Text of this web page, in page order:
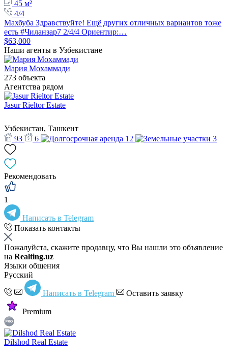
45 м²
4/4
Махбуба Здравствуйте! Ещё других отличных вариантов тоже
есть #Чиланзар7 2/4/4 Ориентир:…
$63,000
Наши агенты в Узбекистане
Мария Мохаммади
273 объекта
Агентства рядом
Jasur Rieltor Estate
Узбекистан, Ташкент
93
6 12 3
Рекомендовать
1
Написать в Telegram
Показать контакты
Пожалуйста, скажите продавцу, что Вы нашли это объявление
на Realting.uz
Языки общения
Русский
Написать в Telegram Оставить заявку
Premium
Dilshod Real Estate